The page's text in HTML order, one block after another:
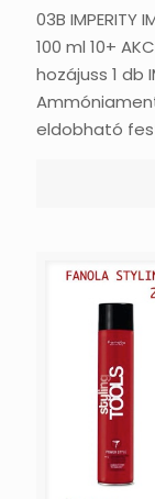
03B
100 ml 10+
hozájuss 1 db
eldobható